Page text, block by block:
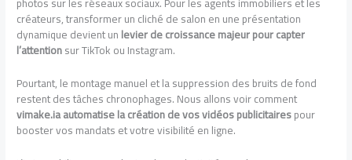
créateurs, transformer un cliché de salon en une présentation
dynamique devient unlevier de croissance majeur pour capter
l’attentionsur TikTok ou Instagram.
Pourtant, le montage manuel et la suppression des bruits de fond
restent des tâches chronophages. Nous allons voir comment
vimake.ia automatise la création de vos vidéos publicitairespour
booster vos mandats et votre visibilité en ligne.